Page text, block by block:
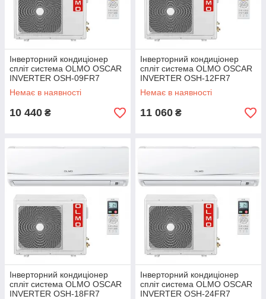
Інверторний кондиціонер
спліт система OLMO OSCAR
INVERTER OSH-09FR7
Немає в наявності
10 440 ₴
Інверторний кондиціонер
спліт система OLMO OSCAR
INVERTER OSH-12FR7
Немає в наявності
11 060 ₴
Інверторний кондиціонер
спліт система OLMO OSCAR
INVERTER OSH-18FR7
Інверторний кондиціонер
спліт система OLMO OSCAR
INVERTER OSH-24FR7